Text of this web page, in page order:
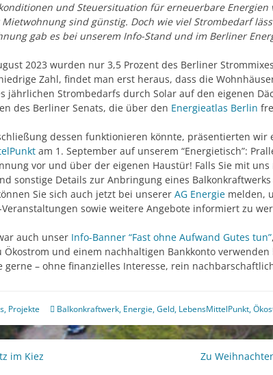
und Steuersituation für erneuerbare Energien
Mietwohnung sind günstig. Doch wie viel Strombedarf
gab es bei unserem Info-Stand und im Berliner
2023 wurden nur 3,5 Prozent des Berliner
Zahl, findet man erst heraus, dass die
jährlichen Strombedarfs durch Solar auf den eigenen
des Berliner Senats, die über den Energieatlas Berlin
dessen funktionieren könnte, präsentierten wir
am 1. September auf unserem “Energietisch”:
vor und über der eigenen Haustür! Falls Sie mit
sonstige Details zur Anbringung eines
Sie sich auch jetzt bei unserer AG Energie melden,
sowie weitere Angebote informiert zu
auch unser Info-Banner “Fast ohne Aufwand Gutes tun”
Ökostrom und einem nachhaltigen Bankkonto
gerne – ohne finanzielles Interesse, rein
, Projekte Balkonkraftwerk, Energie,Geld, LebensMittelPunkt,
im Kiez Zu